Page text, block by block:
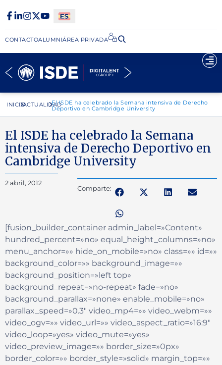
CONTACTOALUMNIÁREA PRIVADA​
INICIOACTUALIDADEl ISDE ha celebrado la Semana intensiva de Derecho
Deportivo en Cambridge University
El ISDE ha celebrado la Semana
intensiva de Derecho Deportivo en
Cambridge University
2 abril, 2012
Comparte:
[fusion_builder_container admin_label=»Content»
hundred_percent=»no» equal_height_columns=»no»
menu_anchor=»» hide_on_mobile=»no» class=»» id=»»
background_color=»» background_image=»»
background_position=»left top»
background_repeat=»no-repeat» fade=»no»
background_parallax=»none» enable_mobile=»no»
parallax_speed=»0.3″ video_mp4=»» video_webm=»»
video_ogv=»» video_url=»» video_aspect_ratio=»16:9″
video_loop=»yes» video_mute=»yes»
video_preview_image=»» border_size=»0px»
border_color=»» border_style=»solid» margin_top=»»